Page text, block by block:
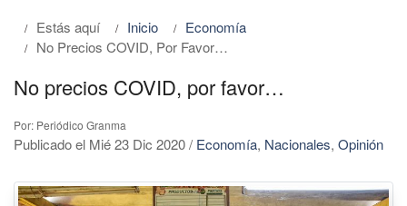
Estás aquí Inicio
Economía
No Precios COVID, Por Favor…
No precios COVID, por favor…
Por: Periódico Granma
Publicado el Mié 23 Dic 2020/ Economía, Nacionales, Opinión